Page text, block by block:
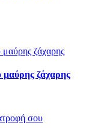
μαύρης ζάχαρης